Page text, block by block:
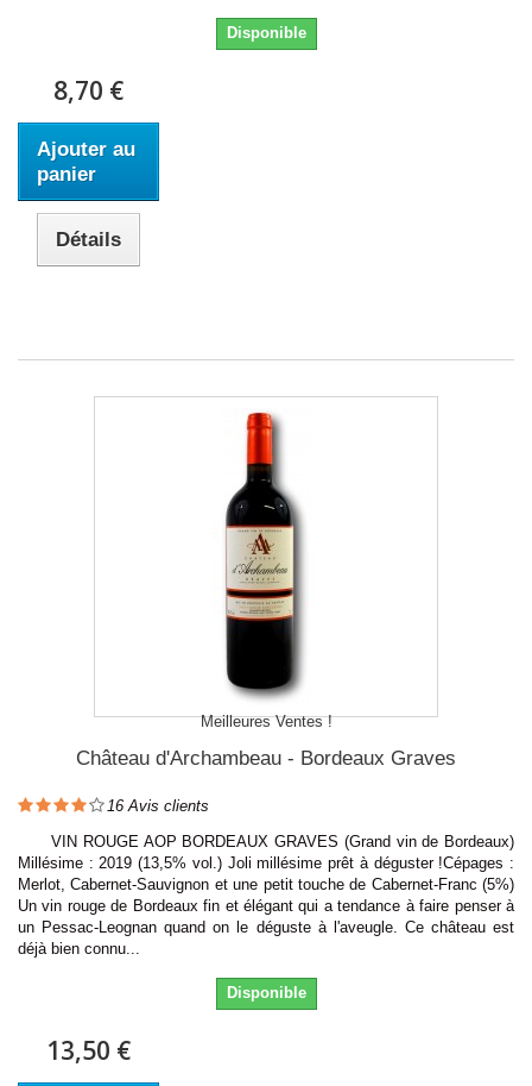
Disponible
8,70 €
Ajouter au
panier
Détails
Meilleures Ventes !
Château d'Archambeau - Bordeaux Graves
16 Avis clients
VIN ROUGE AOP BORDEAUX GRAVES (Grand vin de Bordeaux)
Millésime : 2019 (13,5% vol.) Joli millésime prêt à déguster !Cépages :
Merlot, Cabernet-Sauvignon et une petit touche de Cabernet-Franc (5%)
Un vin rouge de Bordeaux fin et élégant qui a tendance à faire penser à
un Pessac-Leognan quand on le déguste à l'aveugle. Ce château est
déjà bien connu...
Disponible
13,50 €